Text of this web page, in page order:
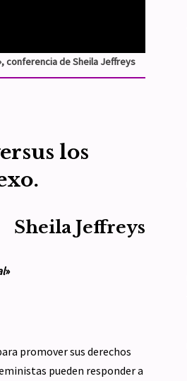
conferencia de Sheila Jeffreys
los
Sheila Jeffreys
»
promover sus derechos
pueden responder a